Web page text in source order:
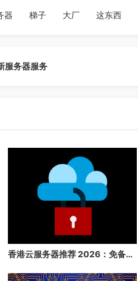
器 梯子 大厂 这东西
服务器服务
香港云服务器推荐 2026：免备案、速度快、稳定性高的香港云主机推荐